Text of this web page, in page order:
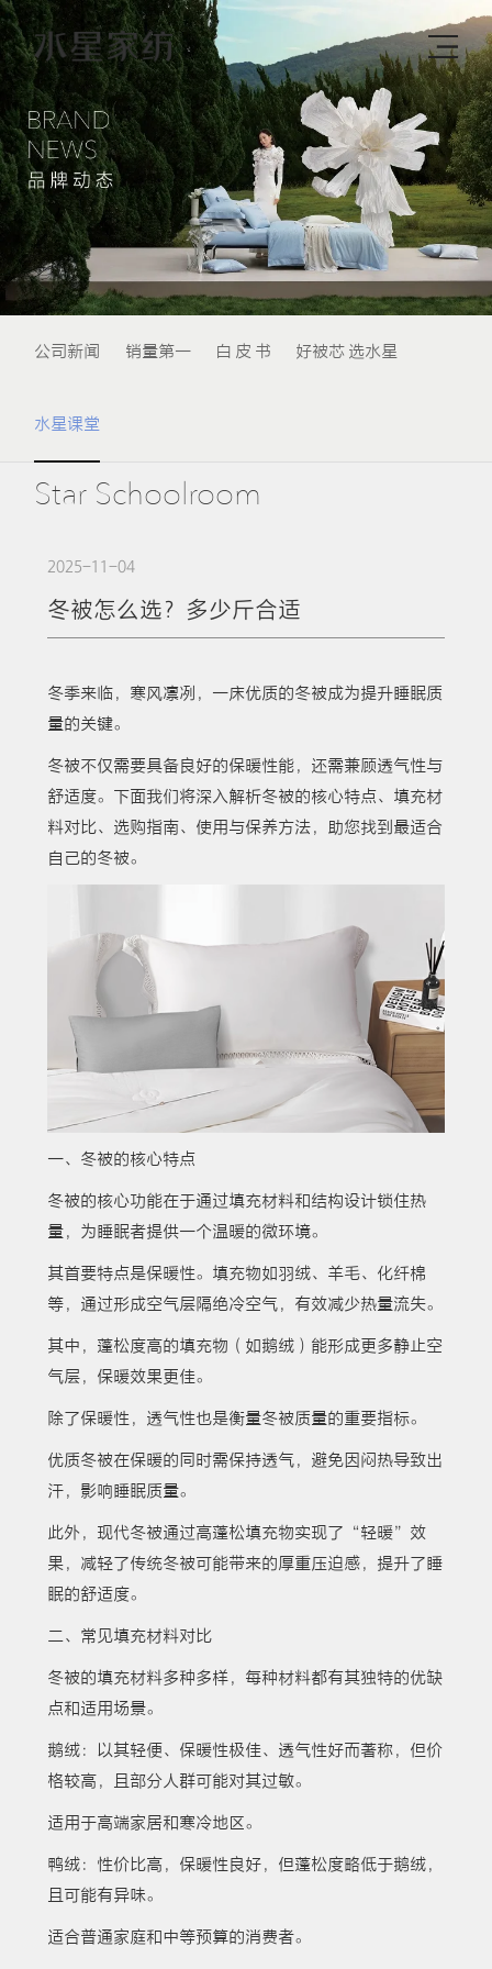
公司新闻 销量第一 白 皮 书 好被芯 选水星
水星课堂
Star Schoolroom
2025-11-04
冬被怎么选？多少斤合适
冬季来临，寒风凛冽，一床优质的冬被成为提升睡眠质
量的关键。
冬被不仅需要具备良好的保暖性能，还需兼顾透气性与
舒适度。下面我们将深入解析冬被的核心特点、填充材
料对比、选购指南、使用与保养方法，助您找到最适合
自己的冬被。
一、冬被的核心特点
冬被的核心功能在于通过填充材料和结构设计锁住热
量，为睡眠者提供一个温暖的微环境。
其首要特点是保暖性。填充物如羽绒、羊毛、化纤棉
等，通过形成空气层隔绝冷空气，有效减少热量流失。
其中，蓬松度高的填充物（如鹅绒）能形成更多静止空
气层，保暖效果更佳。
除了保暖性，透气性也是衡量冬被质量的重要指标。
优质冬被在保暖的同时需保持透气，避免因闷热导致出
汗，影响睡眠质量。
此外，现代冬被通过高蓬松填充物实现了“轻暖”效
果，减轻了传统冬被可能带来的厚重压迫感，提升了睡
眠的舒适度。
二、常见填充材料对比
冬被的填充材料多种多样，每种材料都有其独特的优缺
点和适用场景。
鹅绒：以其轻便、保暖性极佳、透气性好而著称，但价
格较高，且部分人群可能对其过敏。
适用于高端家居和寒冷地区。
鸭绒：性价比高，保暖性良好，但蓬松度略低于鹅绒，
且可能有异味。
适合普通家庭和中等预算的消费者。